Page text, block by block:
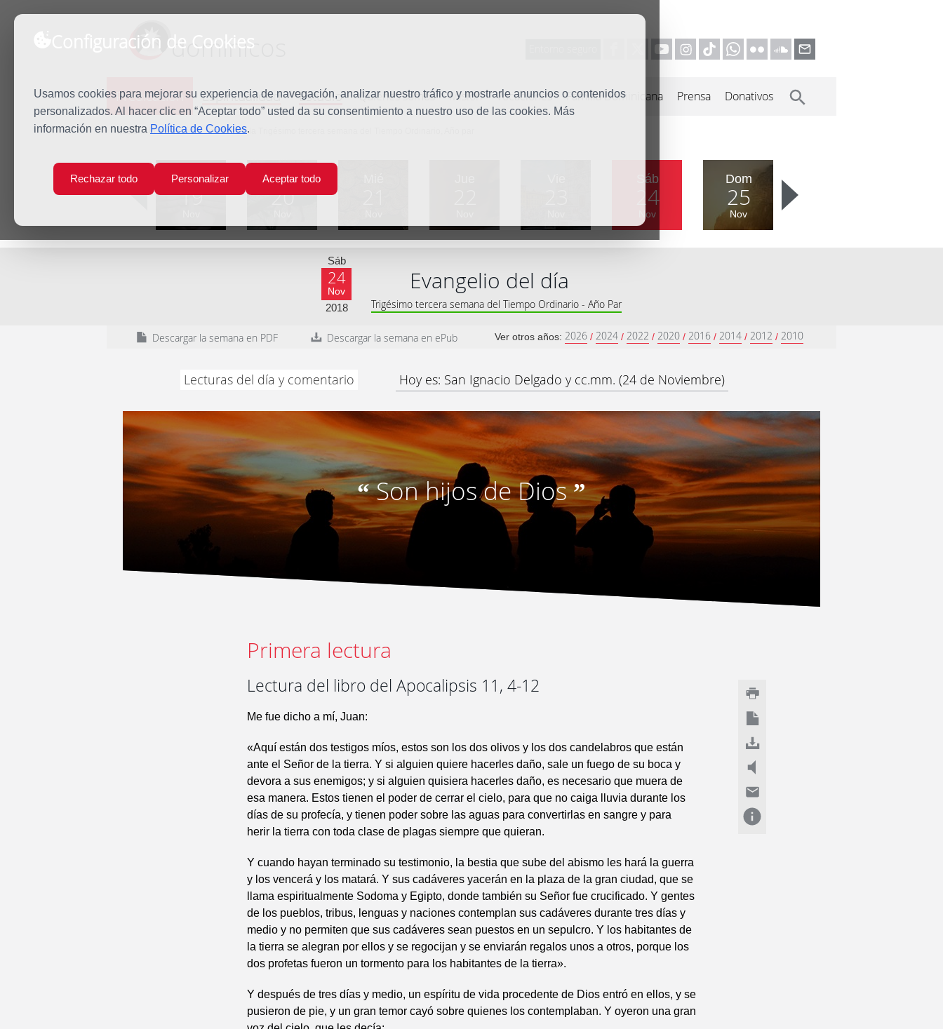
Configuración de Cookies
Usamos cookies para mejorar su experiencia de navegación, analizar nuestro tráfico y mostrarle anuncios o contenidos
personalizados. Al hacer clic en “Aceptar todo” usted da su consentimiento a nuestro uso de las cookies. Más
información en nuestra Política de Cookies.
Rechazar todo Personalizar Aceptar todo
dominicos
Predicación Espiritualidad Estudio Quiénes somos Misión Vocaciones Familia Dominicana Prensa Donativos
Inicio Predicación Sábado de la Trigésimo tercera semana del Tiempo Ordinario, Año par
Lun
19
Mar
20
Sáb
24
Nov
Dom
25
Nov
Sáb
24
Nov
2018
Evangelio del día
Trigésimo tercera semana del Tiempo Ordinario - Año Par
Descargar la semana en PDF Descargar la semana en ePub Ver otros años: 2026 / 2024 / 2022 / 2020 / 2016 / 2014 / 2012 / 2010
Lecturas del día y comentario Hoy es: San Ignacio Delgado y cc.mm. (24 de Noviembre)
“Son hijos de Dios”
Primera lectura
Lectura del libro del Apocalipsis 11, 4-12
Me fue dicho a mí, Juan:
«Aquí están dos testigos míos, estos son los dos olivos y los dos candelabros que están
ante el Señor de la tierra. Y si alguien quiere hacerles daño, sale un fuego de su boca y
devora a sus enemigos; y si alguien quisiera hacerles daño, es necesario que muera de
esa manera. Estos tienen el poder de cerrar el cielo, para que no caiga lluvia durante los
días de su profecía, y tienen poder sobre las aguas para convertirlas en sangre y para
herir la tierra con toda clase de plagas siempre que quieran.
Y cuando hayan terminado su testimonio, la bestia que sube del abismo les hará la guerra
y los vencerá y los matará. Y sus cadáveres yacerán en la plaza de la gran ciudad, que se
llama espiritualmente Sodoma y Egipto, donde también su Señor fue crucificado. Y gentes
de los pueblos, tribus, lenguas y naciones contemplan sus cadáveres durante tres días y
medio y no permiten que sus cadáveres sean puestos en un sepulcro. Y los habitantes de
la tierra se alegran por ellos y se regocijan y se enviarán regalos unos a otros, porque los
dos profetas fueron un tormento para los habitantes de la tierra».
Y después de tres días y medio, un espíritu de vida procedente de Dios entró en ellos, y se
pusieron de pie, y un gran temor cayó sobre quienes los contemplaban. Y oyeron una gran